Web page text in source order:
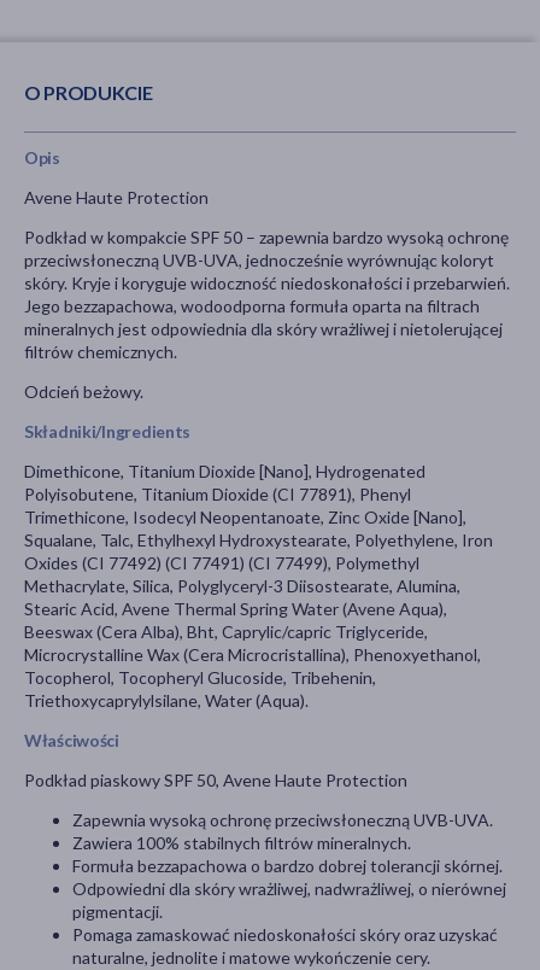
O PRODUKCIE
Opis
Avene Haute Protection
Podkład w kompakcie SPF 50 – zapewnia bardzo wysoką ochronę
przeciwsłoneczną UVB-UVA, jednocześnie wyrównując koloryt
skóry. Kryje i koryguje widoczność niedoskonałości i przebarwień.
Jego bezzapachowa, wodoodporna formuła oparta na filtrach
mineralnych jest odpowiednia dla skóry wrażliwej i nietolerującej
filtrów chemicznych.
Odcień beżowy.
Składniki/Ingredients
Dimethicone, Titanium Dioxide [Nano], Hydrogenated
Polyisobutene, Titanium Dioxide (CI 77891), Phenyl
Trimethicone, Isodecyl Neopentanoate, Zinc Oxide [Nano],
Squalane, Talc, Ethylhexyl Hydroxystearate, Polyethylene, Iron
Oxides (CI 77492) (CI 77491) (CI 77499), Polymethyl
Methacrylate, Silica, Polyglyceryl-3 Diisostearate, Alumina,
Stearic Acid, Avene Thermal Spring Water (Avene Aqua),
Beeswax (Cera Alba), Bht, Caprylic/capric Triglyceride,
Microcrystalline Wax (Cera Microcristallina), Phenoxyethanol,
Tocopherol, Tocopheryl Glucoside, Tribehenin,
Triethoxycaprylylsilane, Water (Aqua).
Właściwości
Podkład piaskowy SPF 50, Avene Haute Protection
Zapewnia wysoką ochronę przeciwsłoneczną UVB-UVA.
Zawiera 100% stabilnych filtrów mineralnych.
Formuła bezzapachowa o bardzo dobrej tolerancji skórnej.
Odpowiedni dla skóry wrażliwej, nadwrażliwej, o nierównej
pigmentacji.
Pomaga zamaskować niedoskonałości skóry oraz uzyskać
naturalne, jednolite i matowe wykończenie cery.